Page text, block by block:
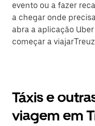
evento ou a fazer
a chegar onde
abra a aplicação
começar a
Táxis e
viagem em